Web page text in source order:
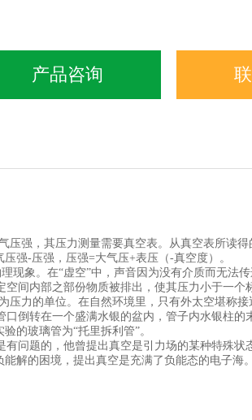
产品咨询
强，其压力测量需要真空表。从真空表所读
强-压强，压强=大气压+表压（-真空度）。
现象。在“虚空”中，声音因为没有介质而无法
间内部之部份物质被排出，使其压力小于一个
力的单位。在自然环境里，只有外太空堪称接
倒转在一个盛满水银的盆内，管子内水银柱的
的玻璃管为“托里拆利管”。
问题的，他曾提出真空是引力场的某种特殊状
解的困境，提出真空是充满了负能态的电子海。